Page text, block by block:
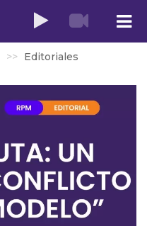
Editoriales